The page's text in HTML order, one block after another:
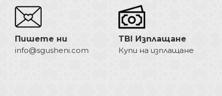
Пишете ни
info@sgusheni.com
TBI Изплащане
Купи на изплащане